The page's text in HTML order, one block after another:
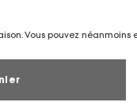
Vous pouvez néanmoins